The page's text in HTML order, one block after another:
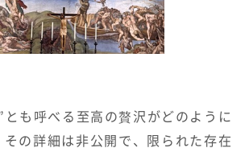
とも呼べる至高の贅沢がどのように
その詳細は非公開で、限られた存在